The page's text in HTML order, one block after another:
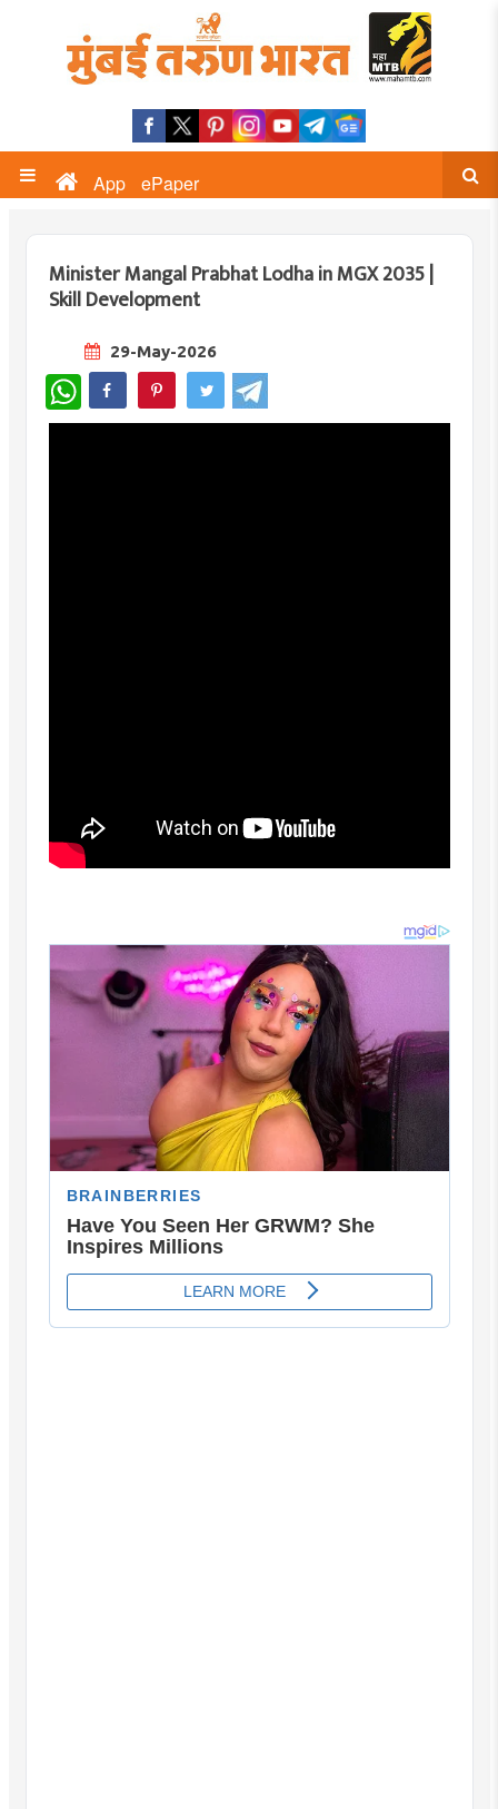
App ePaper
Minister Mangal Prabhat Lodha in MGX 2035 |
Skill Development
29-May-2026
WhatsApp